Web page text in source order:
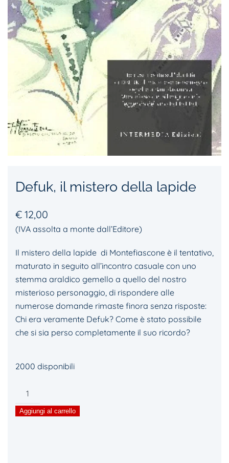
Defuk, il mistero della lapide
€ 12,00
(IVA assolta a monte dall’Editore)
Il mistero della lapide di Montefiascone è il tentativo,
maturato in seguito all’incontro casuale con uno
stemma araldico gemello a quello del nostro
misterioso personaggio, di rispondere alle
numerose domande rimaste finora senza risposte:
Chi era veramente Defuk? Come è stato possibile
che si sia perso completamente il suo ricordo?
2000 disponibili
Defuk,
mistero
Aggiungi al carrello